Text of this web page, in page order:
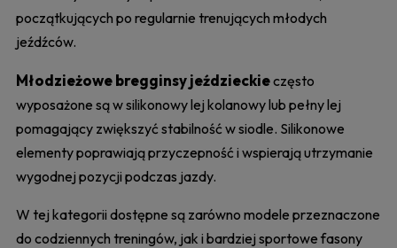
początkujących po regularnie trenujących młodych
jeźdźców.
Młodzieżowe bregginsy jeździeckieczęsto
wyposażone są w silikonowy lej kolanowy lub pełny lej
pomagający zwiększyć stabilność w siodle. Silikonowe
elementy poprawiają przyczepność i wspierają utrzymanie
wygodnej pozycji podczas jazdy.
W tej kategorii dostępne są zarówno modele przeznaczone
do codziennych treningów, jak i bardziej sportowe fasony